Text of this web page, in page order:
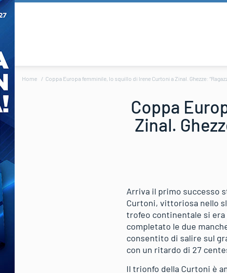
Home Coppa Europa femminile, lo squillo di Irene Curtoni a Zinal. Ghezze:
Coppa
Zinal.
Arriva il primo successo
Curtoni, vittoriosa nello
trofeo continentale si era
completato le due
consentito di salire sul
con un ritardo di 27
Il trionfo della Curtoni è